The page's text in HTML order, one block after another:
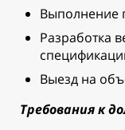
Выполнение
Разработка
Выезд на
Требования к